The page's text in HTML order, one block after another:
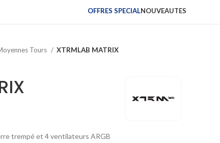
OFFRES SPECIALNOUVEAUTES
Tours XTRMLAB MATRIX
trempé et 4 ventilateurs ARGB